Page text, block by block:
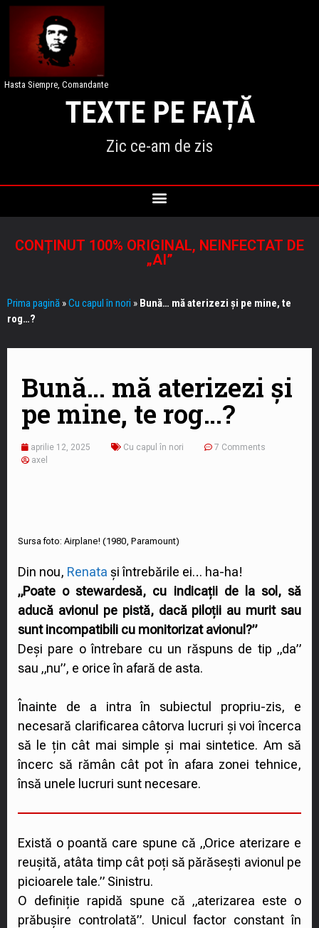
Hasta Siempre, Comandante
TEXTE PE FAȚĂ
Zic ce-am de zis
CONȚINUT 100% ORIGINAL, NEINFECTAT DE
„AI”
Prima pagină »Cu capul în nori » Bună… mă aterizezi și pe mine, te
rog…?
Bună… mă aterizezi și
pe mine, te rog…?
aprilie 12, 2025 Cu capul în nori
7 Comments
axel
Sursa foto: Airplane! (1980, Paramount)
Din nou, Renata și întrebările ei… ha-ha!
„Poate o stewardesă, cu indicații de la sol, să
aducă avionul pe pistă, dacă piloții au murit sau
sunt incompatibili cu monitorizat avionul?”
Deși pare o întrebare cu un răspuns de tip „da”
sau „nu”, e orice în afară de asta.
Înainte de a intra în subiectul propriu-zis, e
necesară clarificarea câtorva lucruri și voi încerca
să le țin cât mai simple și mai sintetice. Am să
încerc să rămân cât pot în afara zonei tehnice,
însă unele lucruri sunt necesare.
Există o poantă care spune că „Orice aterizare e
reușită, atâta timp cât poți să părăsești avionul pe
picioarele tale.” Sinistru.
O definiție rapidă spune că „aterizarea este o
prăbușire controlată”. Unicul factor constant în